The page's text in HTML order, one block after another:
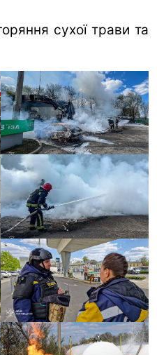
сухої трави та